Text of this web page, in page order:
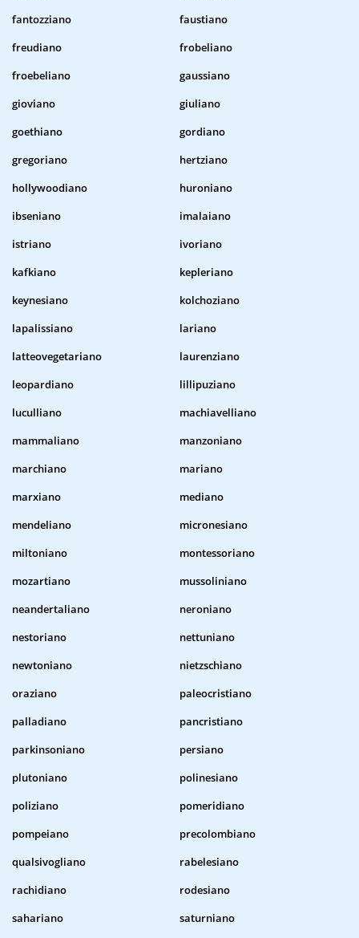
fantozziano
faustiano
freudiano
frobeliano
froebeliano
gaussiano
gioviano
giuliano
goethiano
gordiano
gregoriano
hertziano
hollywoodiano
huroniano
ibseniano
imalaiano
istriano
ivoriano
kafkiano
kepleriano
keynesiano
kolchoziano
lapalissiano
lariano
latteovegetariano
laurenziano
leopardiano
lillipuziano
luculliano
machiavelliano
mammaliano
manzoniano
marchiano
mariano
marxiano
mediano
mendeliano
micronesiano
miltoniano
montessoriano
mozartiano
mussoliniano
neandertaliano
neroniano
nestoriano
nettuniano
newtoniano
nietzschiano
oraziano
paleocristiano
palladiano
pancristiano
parkinsoniano
persiano
plutoniano
polinesiano
poliziano
pomeridiano
pompeiano
precolombiano
qualsivogliano
rabelesiano
rachidiano
rodesiano
sahariano
saturniano